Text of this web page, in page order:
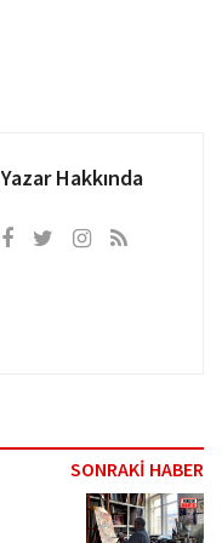
Yazar Hakkında
SONRAKİ HABER